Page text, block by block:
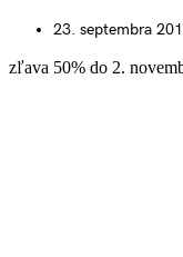
23. septembra
zľava 50% do 2.